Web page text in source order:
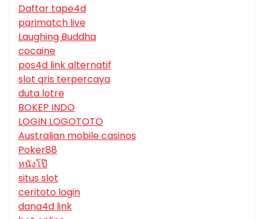
Daftar tape4d
parimatch live
Laughing Buddha
cocaine
pos4d link alternatif
slot qris terpercaya
duta lotre
BOKEP INDO
LOGIN LOGOTOTO
Australian mobile casinos
Poker88
หนังโป๊
situs slot
ceritoto login
dana4d link